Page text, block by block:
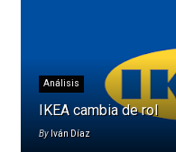
Análisis
IKEA cambia de rol
By Iván Díaz